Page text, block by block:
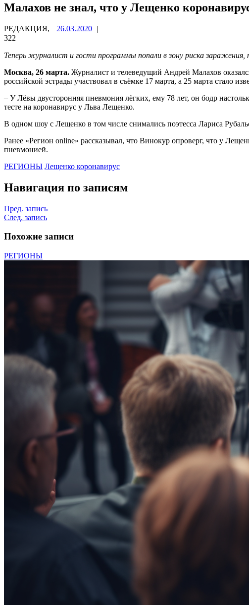
Малахов не знал, что у Лещенко
РЕДАКЦИЯ, 26.03.2020 |
322
Теперь журналист и гости программы попали в зону риска заражения,
Москва, 26 марта. Журналист и телеведущий Андрей Малахов
российской эстрады участвовал в съёмке 17 марта, а 25 марта стало
– У Лёвы двусторонняя пневмония лёгких, ему 78 лет, он бодр
тесте на коронавирус у Льва Лещенко.
В одном шоу с Лещенко в том числе снимались поэтесса Лариса
Ранее «Регион online» рассказывал, что Винокур опроверг, что у
пневмонией.
РЕГИОНЫ Лещенко коронавирус
Навигация по записям
Пред. запись
След. запись
Похожие записи
РЕГИОНЫ